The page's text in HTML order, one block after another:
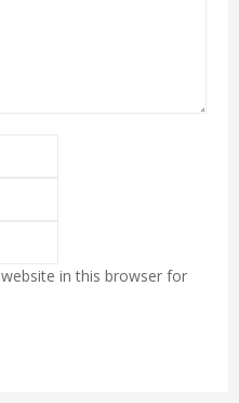
in this browser for